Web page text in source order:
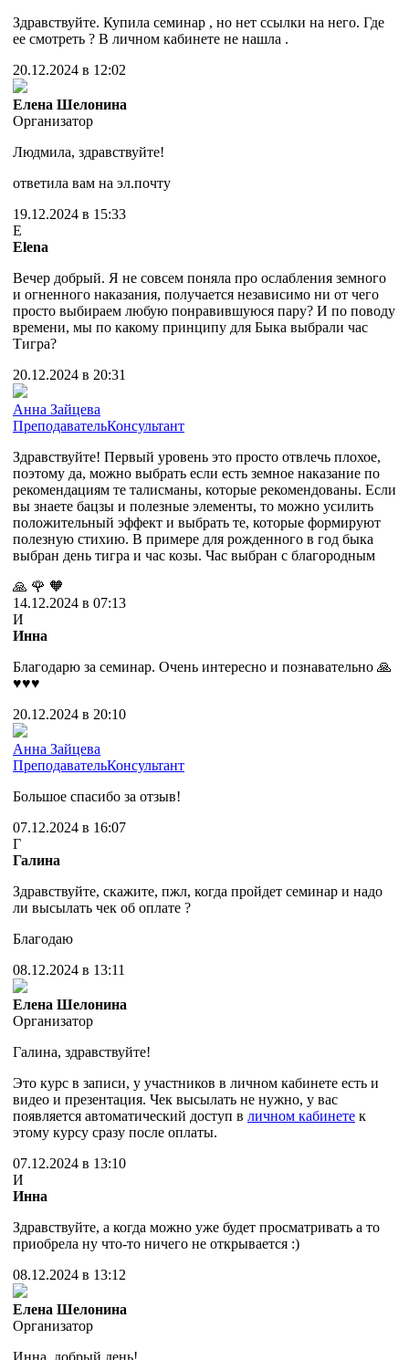
Здравствуйте. Купила семинар , но нет ссылки на него. Где
ее смотреть ? В личном кабинете не нашла .
20.12.2024 в 12:02
Елена Шелонина
Организатор
Людмила, здравствуйте!
ответила вам на эл.почту
19.12.2024 в 15:33
E
Elena
Вечер добрый. Я не совсем поняла про ослабления земного
и огненного наказания, получается независимо ни от чего
просто выбираем любую понравившуюся пару? И по поводу
времени, мы по какому принципу для Быка выбрали час
Тигра?
20.12.2024 в 20:31
Анна Зайцева
ПреподавательКонсультант
Здравствуйте! Первый уровень это просто отвлечь плохое,
поэтому да, можно выбрать если есть земное наказание по
рекомендациям те талисманы, которые рекомендованы. Если
вы знаете бацзы и полезные элементы, то можно усилить
положительный эффект и выбрать те, которые формируют
полезную стихию. В примере для рожденного в год быка
выбран день тигра и час козы. Час выбран с благородным
🙏 🌹 🧡
14.12.2024 в 07:13
И
Инна
Благодарю за семинар. Очень интересно и познавательно 🙏
♥️♥️♥️
20.12.2024 в 20:10
Анна Зайцева
ПреподавательКонсультант
Большое спасибо за отзыв!
07.12.2024 в 16:07
Г
Галина
Здравствуйте, скажите, пжл, когда пройдет семинар и надо
ли высылать чек об оплате ?
Благодаю
08.12.2024 в 13:11
Елена Шелонина
Организатор
Галина, здравствуйте!
Это курс в записи, у участников в личном кабинете есть и
видео и презентация. Чек высылать не нужно, у вас
появляется автоматический доступ в личном кабинете к
этому курсу сразу после оплаты.
07.12.2024 в 13:10
И
Инна
Здравствуйте, а когда можно уже будет просматривать а то
приобрела ну что-то ничего не открывается :)
08.12.2024 в 13:12
Елена Шелонина
Организатор
Инна, добрый день!